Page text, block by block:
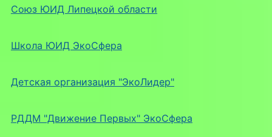
Союз ЮИД Липецкой области
Школа ЮИД ЭкоСфера
Детская организация "ЭкоЛидер"
РДДМ "Движение Первых" ЭкоСфера